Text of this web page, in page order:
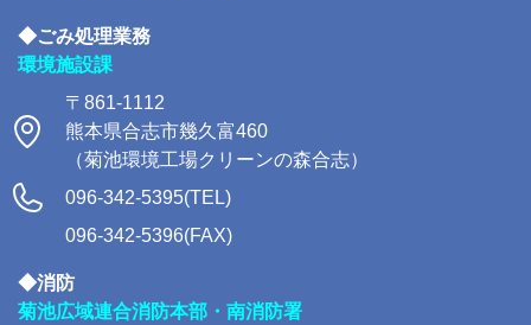
◆ごみ処理業務
環境施設課
〒861-1112
熊本県合志市幾久富460
（菊池環境工場クリーンの森合志）
096-342-5395(TEL)
096-342-5396(FAX)
◆消防
菊池広域連合消防本部・南消防署